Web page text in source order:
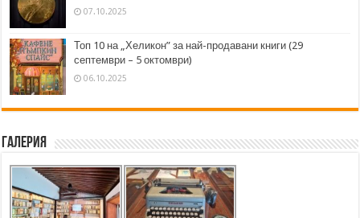
07.10.2025
Топ 10 на „Хеликон” за най-продавани книги (29
септември – 5 октомври)
06.10.2025
Галерия